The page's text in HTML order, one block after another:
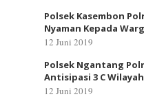
Polsek Kasembon
Nyaman Kepada
12 Juni 2019
Polsek Ngantang
Antisipasi 3 C
12 Juni 2019